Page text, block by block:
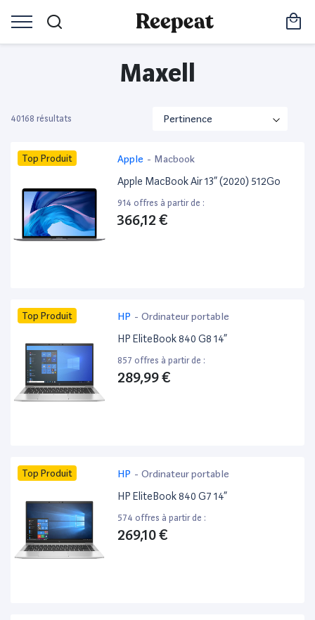
Maxell
40168 résultats
Top Produit Apple - Macbook
Apple MacBook Air 13” (2020) 512Go
914 offres à partir de :
366,12 €
Top Produit HP - Ordinateur portable
HP EliteBook 840 G8 14”
857 offres à partir de :
289,99 €
Top Produit HP - Ordinateur portable
HP EliteBook 840 G7 14”
574 offres à partir de :
269,10 €